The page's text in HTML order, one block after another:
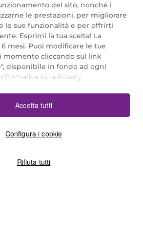
Italia S.r.l.
5, 20017 Rho (MI)
con P.IVA 13425220152.
APP
del sito, nonché i
le prestazioni, per migliorare
le sue funzionalità e per offrirti
Esprimi la tua scelta! La
mesi. Puoi modificare le tue
momento cliccando sul link
disponibile in fondo ad ogni
Informativa sulla Privacy
Configura i cookie
Rifiuta tutti
Accetta tutti